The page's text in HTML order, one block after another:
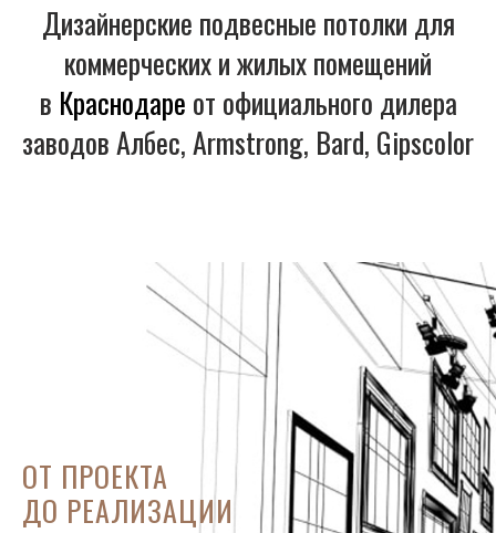
Дизайнерские подвесные потолки для
коммерческих и жилых помещений
в Краснодаре от официального дилера
заводов Албес, Armstrong, Bard, Gipscolor
ОТ ПРОЕКТА
ДО РЕАЛИЗАЦИИ